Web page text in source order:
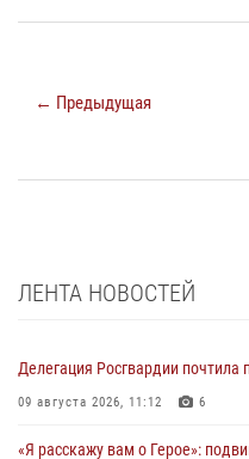
← Предыдущая
ЛЕНТА НОВОСТЕЙ
Делегация Росгвардии
09 августа 2026, 11:12 6
«Я расскажу вам о Герое»: